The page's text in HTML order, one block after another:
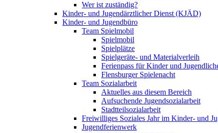
Wer ist zuständig?
Kinder- und Jugendärztlicher Dienst (KJÄD)
Kinder- und Jugendbüro
Team Spielmobil
Spielmobil
Spielplätze
Spielgeräte- und Materialverleih
Ferienpass für Kinder und
Flensburger Spielenacht
Team Sozialarbeit
Aktuelles aus diesem Bereich
Aufsuchende Jugendsozialarbeit
Stadtteilsozialarbeit
Freiwilliges Soziales Jahr im Kinder- und
Jugendferienwerk